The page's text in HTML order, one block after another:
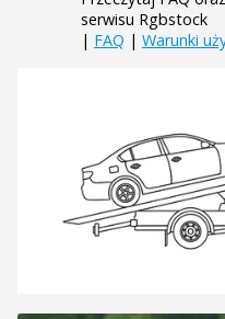
serwisu Rgbstock
| FAQ | Warunki